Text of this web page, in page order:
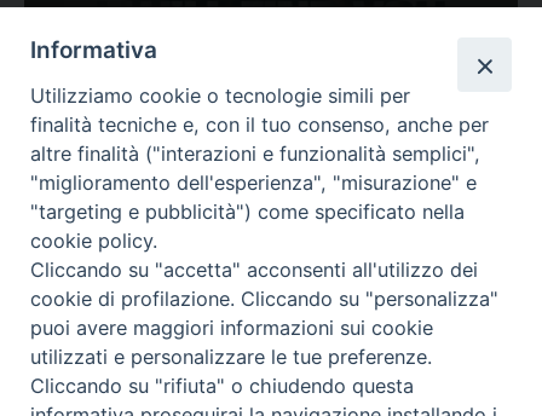
Valutazione
Complesso, Problematico
Tematica: Amore-Sentimenti, Carcere...
Contatti & Info
Informativa
Utilizziamo cookie o tecnologie simili per
finalità tecniche e, con il tuo consenso, anche per
altre finalità ("interazioni e funzionalità semplici",
"miglioramento dell'esperienza", "misurazione" e
"targeting e pubblicità") come specificato nella
cookie policy.
Cliccando su "accetta" acconsenti all'utilizzo dei
cookie di profilazione. Cliccando su "personalizza"
puoi avere maggiori informazioni sui cookie
utilizzati e personalizzare le tue preferenze.
Cliccando su "rifiuta" o chiudendo questa